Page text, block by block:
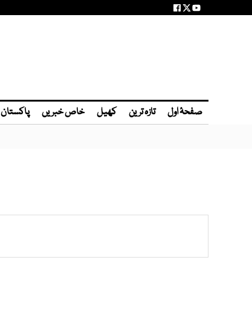
صفحۂ اول تازہ ترین کھیل خاص خبریں پاکستان